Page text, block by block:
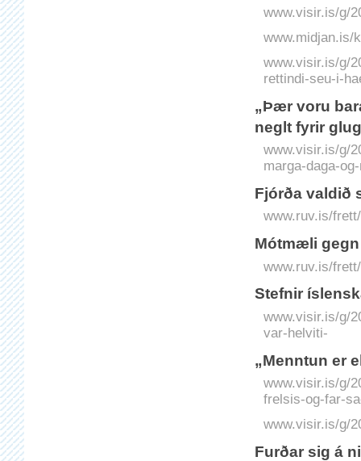
www.visir.is/g/
www.midjan.is/
www.visir.is/g/
rettindi-seu-i-
„Þær voru
neglt fyrir
www.visir.is/g/
marga-daga-
Fjórða valdið
www.ruv.is/
Mótmæli
www.ruv.is/
Stefnir
www.visir.is/g/
var-helviti-
„Menntun er
www.visir.is/g/
frelsis-og-far-
www.visir.is/g/
Furðar sig á